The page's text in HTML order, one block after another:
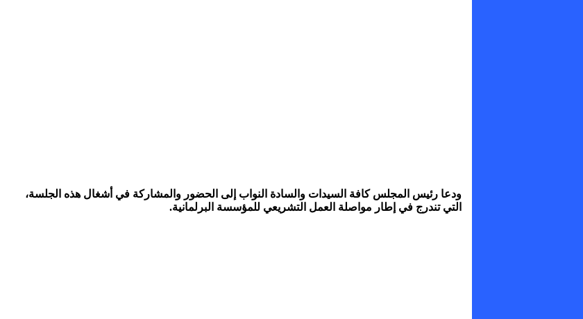
ودعا رئيس المجلس كافة السيدات والسادة النواب إلى الحضور والمشاركة في أشغال هذه الجلسة،
التي تندرج في إطار مواصلة العمل التشريعي للمؤسسة البرلمانية.